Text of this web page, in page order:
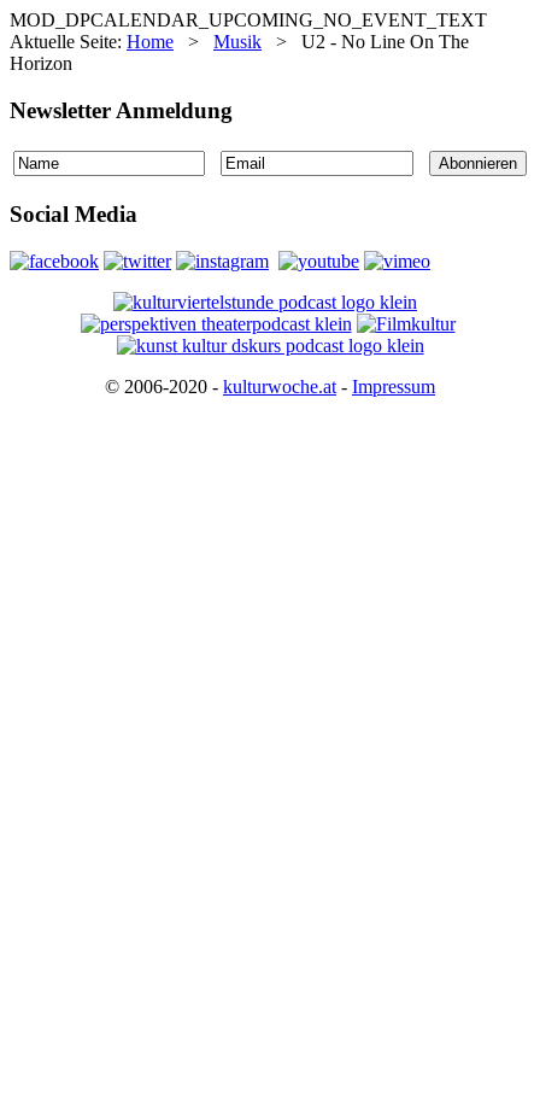
MOD_DPCALENDAR_UPCOMING_NO_EVENT_TEXT
Aktuelle Seite: Home > Musik > U2 - No Line On The
Horizon
Newsletter Anmeldung
Social Media
© 2006-2020 - kulturwoche.at - Impressum